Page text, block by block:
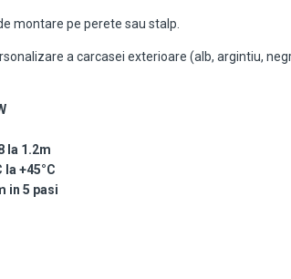
montare pe perete sau stalp.
a carcasei exterioare (alb, argintiu,
la 1.2m
la +45°C
in 5 pasi